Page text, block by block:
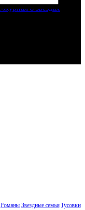
Романы Звездные семьи Тусовки